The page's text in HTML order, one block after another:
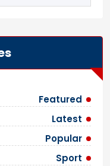
Featured
Latest
Popular
Sport